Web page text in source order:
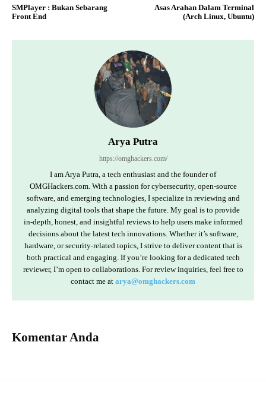
SMPlayer : Bukan Sebarang
Front End
Asas Arahan Dalam Terminal
(Arch Linux, Ubuntu)
Arya Putra
https://omghackers.com/
I am Arya Putra, a tech enthusiast and the founder of
OMGHackers.com. With a passion for cybersecurity, open-source
software, and emerging technologies, I specialize in reviewing and
analyzing digital tools that shape the future. My goal is to provide
in-depth, honest, and insightful reviews to help users make informed
decisions about the latest tech innovations. Whether it’s software,
hardware, or security-related topics, I strive to deliver content that is
both practical and engaging. If you’re looking for a dedicated tech
reviewer, I’m open to collaborations. For review inquiries, feel free to
contact me at arya@omghackers.com
Komentar Anda